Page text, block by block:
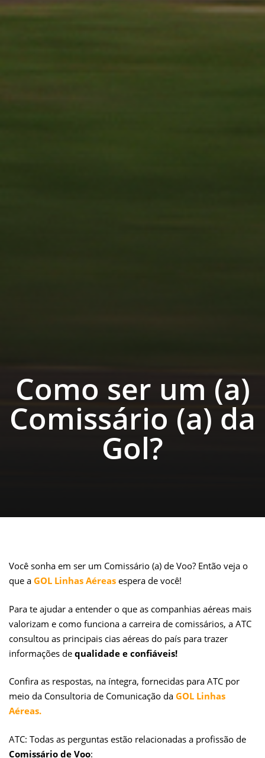
Como ser um (a)
Comissário (a) da
Gol?
Você sonha em ser um Comissário (a) de Voo? Então veja o
que a GOL Linhas Aéreas espera de você!
Para te ajudar a entender o que as companhias aéreas mais
valorizam e como funciona a carreira de comissários, a ATC
consultou as principais cias aéreas do país para trazer
informações de qualidade e confiáveis!
Confira as respostas, na íntegra, fornecidas para ATC por
meio da Consultoria de Comunicação da GOL Linhas
Aéreas.
ATC: Todas as perguntas estão relacionadas a profissão de
Comissário de Voo: